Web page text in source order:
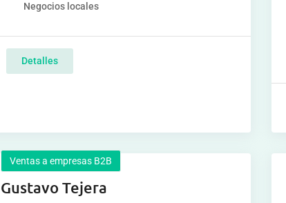
Negocios locales
Detalles
Ventas a empresas B2B
Gustavo Tejera